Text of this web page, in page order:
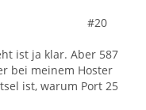
#20
ist ja klar. Aber 587
bei meinem Hoster
ist, warum Port 25